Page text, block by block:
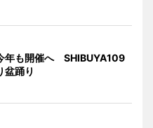
年も開催へ SHIBUYA109
盆踊り